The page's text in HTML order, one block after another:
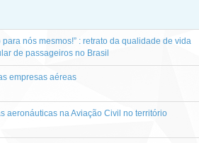
nós mesmos!” : retrato da qualidade de vida
de passageiros no Brasil
empresas aéreas
aeronáuticas na Aviação Civil no território